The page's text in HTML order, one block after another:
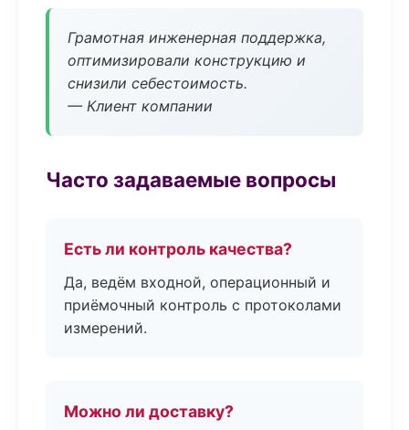
Грамотная инженерная поддержка,
оптимизировали конструкцию и
снизили себестоимость.
— Клиент компании
Часто задаваемые вопросы
Есть ли контроль качества?
Да, ведём входной, операционный и
приёмочный контроль с протоколами
измерений.
Можно ли доставку?